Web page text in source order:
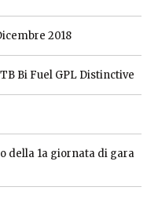
2018
Bi Fuel GPL Distinctive
della 1a giornata di gara